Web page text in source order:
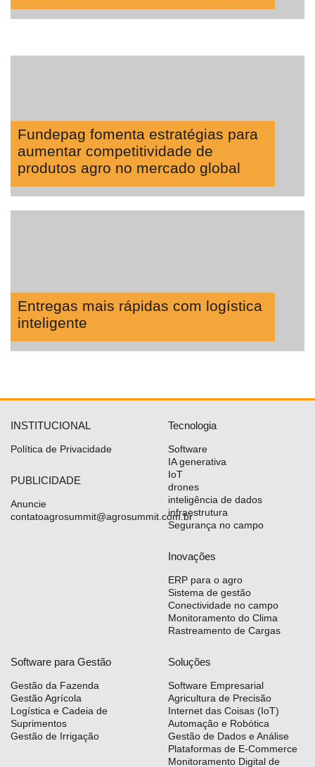
Fundepag fomenta estratégias para
aumentar competitividade de
produtos agro no mercado global
Entregas mais rápidas com logística
inteligente
INSTITUCIONAL
Política de Privacidade
PUBLICIDADE
Anuncie
contatoagrosummit@agrosummit.com.br
Tecnologia
Software
IA generativa
IoT
drones
inteligência de dados
infraestrutura
Segurança no campo
Inovações
ERP para o agro
Sistema de gestão
Conectividade no campo
Monitoramento do Clima
Rastreamento de Cargas
Software para Gestão
Gestão da Fazenda
Gestão Agrícola
Logística e Cadeia de
Suprimentos
Gestão de Irrigação
Soluções
Software Empresarial
Agricultura de Precisão
Internet das Coisas (IoT)
Automação e Robótica
Gestão de Dados e Análise
Plataformas de E-Commerce
Monitoramento Digital de